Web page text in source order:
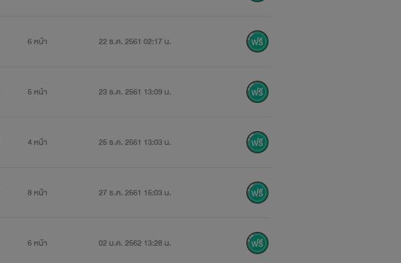
6 หน้า 22 ธ.ค. 2561 02:17 น.
5 หน้า 23 ธ.ค. 2561 13:09 น.
4 หน้า 25 ธ.ค. 2561 13:03 น.
8 หน้า 27 ธ.ค. 2561 15:03 น.
6 หน้า 02 ม.ค. 2562 13:28 น.